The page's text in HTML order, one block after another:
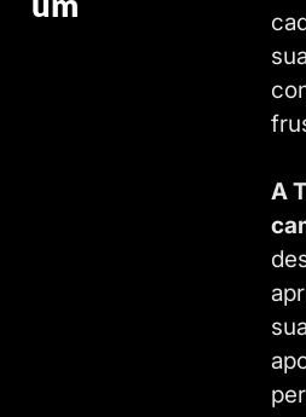
acompanhamento
A